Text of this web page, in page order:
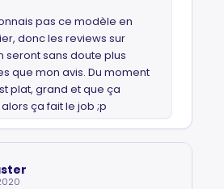
pas ce modèle en
donc les reviews sur
seront sans doute plus
que mon avis. Du moment
plat, grand et que ça
ça fait le job ;p